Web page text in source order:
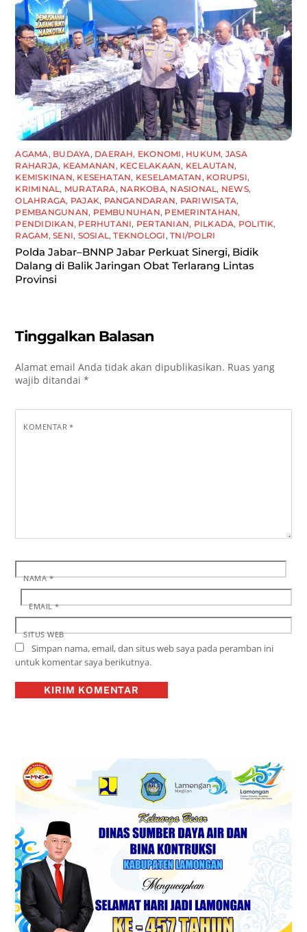
AGAMA, BUDAYA, DAERAH, EKONOMI, HUKUM, JASA
RAHARJA, KEAMANAN, KECELAKAAN, KELAUTAN,
KEMISKINAN, KESEHATAN, KESELAMATAN, KORUPSI,
KRIMINAL, MURATARA, NARKOBA, NASIONAL, NEWS,
OLAHRAGA, PAJAK, PANGANDARAN, PARIWISATA,
PEMBANGUNAN, PEMBUNUHAN, PEMERINTAHAN,
PENDIDIKAN, PERHUTANI, PERTANIAN, PILKADA, POLITIK,
RAGAM,SENI, SOSIAL,TEKNOLOGI,TNI/POLRI
Polda Jabar–BNNP Jabar Perkuat Sinergi, Bidik
Dalang di Balik Jaringan Obat Terlarang Lintas
Provinsi
Tinggalkan Balasan
Alamat email Anda tidak akan dipublikasikan. Ruas yang
wajib ditandai*
KOMENTAR*
NAMA*
EMAIL*
SITUS WEB
Simpan nama, email, dan situs web saya pada peramban ini
untuk komentar saya berikutnya.